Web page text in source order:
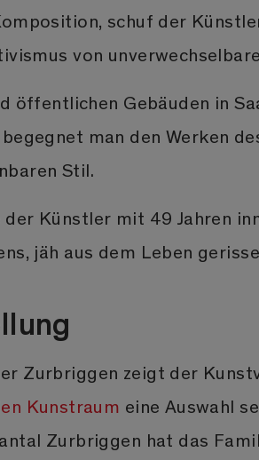
schuf der
von
öffentlichen Gebäuden in
man den Werken
Stil.
der Künstler mit 49 Jahren
jäh aus dem Leben
Zurbriggen zeigt der
Kunstraum eine Auswahl
Zurbriggen hat das